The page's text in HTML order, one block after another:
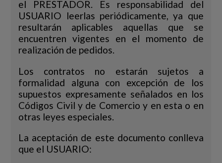
el PRESTADOR. Es responsabilidad del
USUARIO leerlas periódicamente, ya que
resultarán aplicables aquellas que se
encuentren vigentes en el momento de
realización de pedidos.
Los contratos no estarán sujetos a
formalidad alguna con excepción de los
supuestos expresamente señalados en los
Códigos Civil y de Comercio y en esta o en
otras leyes especiales.
La aceptación de este documento conlleva
que el USUARIO: